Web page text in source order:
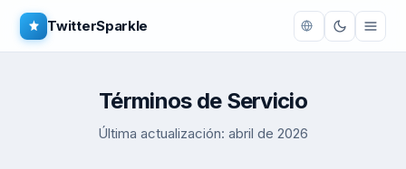
TwitterSparkle
Términos de Servicio
Última actualización: abril de 2026